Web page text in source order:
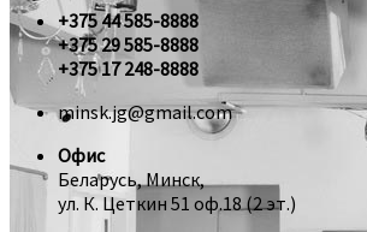
+375 44 585-8888
+375 29 585-8888
+375 17 248-8888
minsk.jg@gmail.com
Офис
Беларусь, Минск,
ул. К. Цеткин 51 оф.18 (2 эт.)